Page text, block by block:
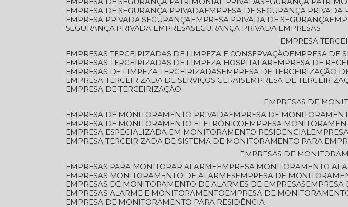
EMPRESA DE SEGURANÇA PRIVADA
EMPRESA DE SEGURANÇA PRIVADA
EMPRESA PRIVADA SEGURANÇA
EMPRESA PRIVADA DE SEGURANÇA
SEGURANÇA PRIVADA EMPRESA SEGURANÇA PRIVADA EMPRESAS
EMPRESA
EMPRESAS TERCEIRIZADAS DE LIMPEZA E CONSERVAÇÃO
EMPRESA DE
EMPRESAS TERCEIRIZADAS DE LIMPEZA HOSPITALAR
EMPRESA DE
EMPRESAS DE LIMPEZA TERCEIRIZADAS
EMPRESA DE TERCEIRIZAÇÃO
EMPRESA TERCEIRIZADA DE SERVIÇOS GERAIS
EMPRESA DE
EMPRESA DE TERCEIRIZAÇÃO
EMPRESAS DE
EMPRESA DE MONITORAMENTO PRIVADA
EMPRESA DE
EMPRESA DE MONITORAMENTO ELETRÔNICO
EMPRESA
EMPRESA ESPECIALIZADA EM MONITORAMENTO RESIDENCIAL
EMPRESA TERCEIRIZADA DE SISTEMA DE MONITORAMENTO PARA
EMPRESAS DE
EMPRESAS PARA MONITORAR ALARME
EMPRESA MONITORAMENTO
EMPRESAS MONITORAMENTO DE ALARMES
EMPRESA DE
EMPRESAS DE MONITORAMENTO DE ALARMES DE EMPRESAS
EMPRESAS ALARME E MONITORAMENTO
EMPRESA DE
EMPRESA DE MONITORAMENTO PARA RESIDÊNCIA